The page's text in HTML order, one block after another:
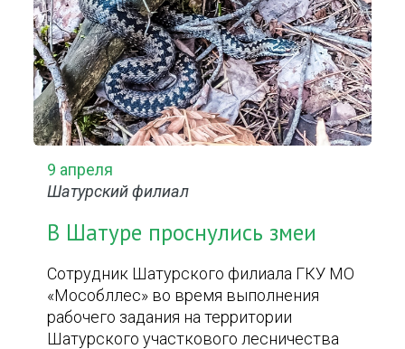
9 апреля
Шатурский филиал
В Шатуре проснулись змеи
Сотрудник Шатурского филиала ГКУ МО
«Мособллес» во время выполнения
рабочего задания на территории
Шатурского участкового лесничества